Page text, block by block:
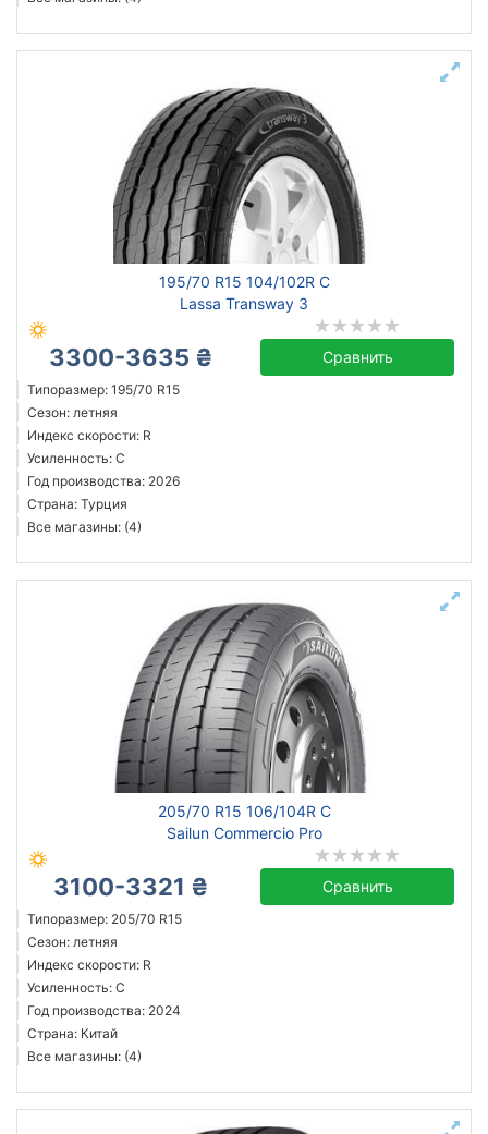
195/70 R15 104/102R C
Lassa Transway 3
3300-3635 ₴ Сравнить
Типоразмер: 195/70 R15
Сезон: летняя
Индекс скорости: R
Усиленность: C
Год производства: 2026
Страна: Турция
Все магазины: (4)
205/70 R15 106/104R C
Sailun Commercio Pro
3100-3321 ₴ Сравнить
Типоразмер: 205/70 R15
Сезон: летняя
Индекс скорости: R
Усиленность: C
Год производства: 2024
Страна: Китай
Все магазины: (4)